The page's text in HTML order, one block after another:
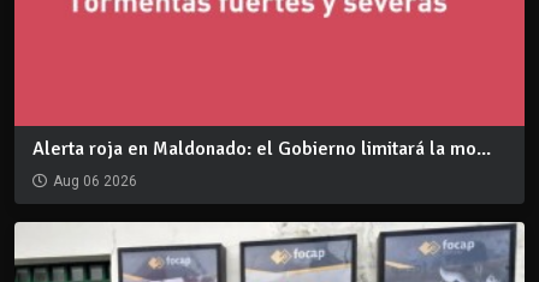
Alerta roja en Maldonado: el Gobierno limitará la mo...
Aug 06 2026